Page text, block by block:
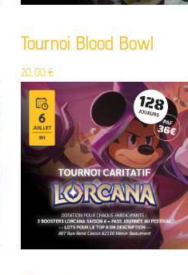
Tournoi Blood Bowl
20,00 €